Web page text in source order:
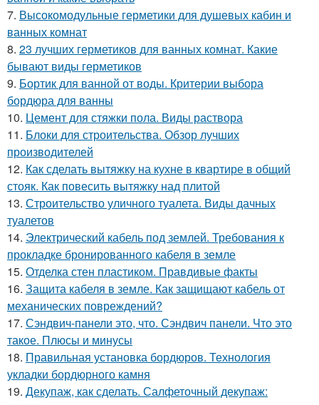
7. Высокомодульные герметики для душевых кабин и
ванных комнат
8. 23 лучших герметиков для ванных комнат. Какие
бывают виды герметиков
9. Бортик для ванной от воды. Критерии выбора
бордюра для ванны
10. Цемент для стяжки пола. Виды раствора
11. Блоки для строительства. Обзор лучших
производителей
12. Как сделать вытяжку на кухне в квартире в общий
стояк. Как повесить вытяжку над плитой
13. Строительство уличного туалета. Виды дачных
туалетов
14. Электрический кабель под землей. Требования к
прокладке бронированного кабеля в земле
15. Отделка стен пластиком. Правдивые факты
16. Защита кабеля в земле. Как защищают кабель от
механических повреждений?
17. Сэндвич-панели это, что. Сэндвич панели. Что это
такое. Плюсы и минусы
18. Правильная установка бордюров. Технология
укладки бордюрного камня
19. Декупаж, как сделать. Салфеточный декупаж: